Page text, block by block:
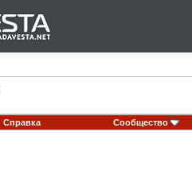
Справка Сообщество